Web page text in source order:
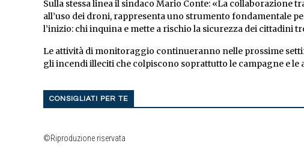
Sulla stessa linea il sindaco Mario Conte: «La collaborazione
all’uso dei droni, rappresenta uno strumento fondamentale
l’inizio: chi inquina e mette a rischio la sicurezza dei cittadini
Le attività di monitoraggio continueranno nelle prossime
gli incendi illeciti che colpiscono soprattutto le campagne e le
CONSIGLIATI PER TE
©Riproduzione riservata